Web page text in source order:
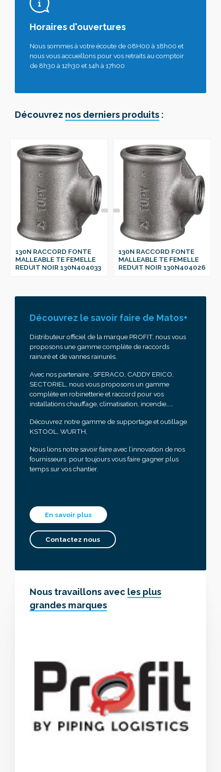
Horaires d'ouvertures
Nous sommes à votre écoute de 08H00 à 18h00 et
nous vous accueillons pour vos retraits au comptoir
de 8h30 à 12h30 et 14h à 17h00
Découvrez nos derniers produits :
FONTE
FEMELLE
130N RACCORD FONTE
MALLEABLE TE FEMELLE
REDUIT NOIR 130N404026
130N RACCORD
MALLEABLE TE
REDUIT NOIR
Découvrez le savoir faire de Matos+
Distributeur officiel de la marque PROFIT, nous vous
proposons une gamme complète de raccords
rainuré et de vannes rainurés.
Avec nos partenaire , SFERACO, CADDY ERICO,
SECTORIEL, nous vous proposons un gamme
complète en robinetterie et raccord pour vos
installations chauffage, climatisation, incendie……
Découvrez notre gamme de supportage et outillage
KSTOOL, WURTH,
Nous lions notre savoir faire avec l’innovation de nos
fournisseurs pour toujours vous faire gagner plus
temps sur vos chantier.
En savoir plus
Contactez nous
Nous travaillons avec les plus
grandes marques